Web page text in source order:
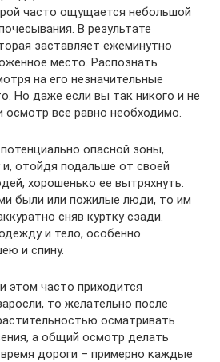
часто ощущается небольшой
В результате
заставляет ежеминутно
место. Распознать
на его незначительные
Но даже если вы так никого и не
осмотр все равно необходимо.
опасной зоны,
и, отойдя подальше от своей
хорошенько ее вытряхнуть.
были или пожилые люди, то им
сняв куртку сзади.
и тело, особенно
и спину.
этом часто приходится
то желательно после
осматривать
а общий осмотр делать
дороги – примерно каждые